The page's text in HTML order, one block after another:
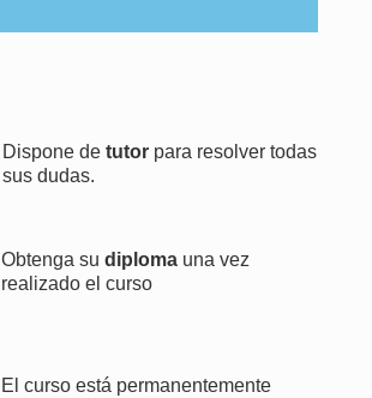
Dispone de tutorpara resolver todas
sus dudas.
Obtenga su diplomauna vez
realizado el curso
El curso está permanentemente